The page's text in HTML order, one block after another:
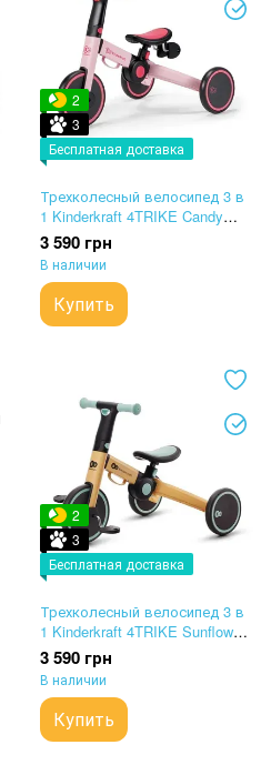
2
3
Бесплатная доставка
Трехколесный велосипед 3 в
1 Kinderkraft 4TRIKE Candy
Pink
3 590 грн
В наличии
Купить
2
3
Бесплатная доставка
Трехколесный велосипед 3 в
1 Kinderkraft 4TRIKE Sunflower
Blue
3 590 грн
В наличии
Купить